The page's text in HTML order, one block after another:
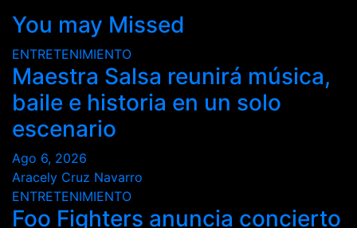
You may Missed
ENTRETENIMIENTO
Maestra Salsa reunirá música,
baile e historia en un solo
escenario
Ago 6, 2026
Aracely Cruz Navarro
ENTRETENIMIENTO
Foo Fighters anuncia concierto